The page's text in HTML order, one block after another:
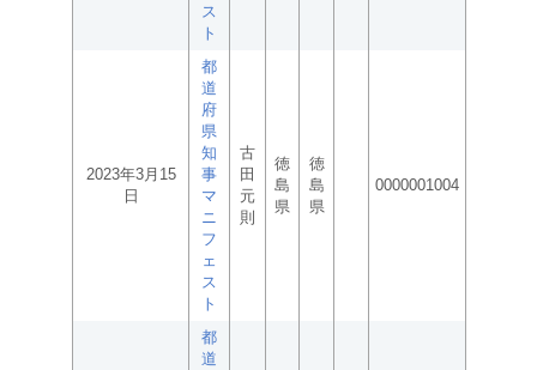
ス
ト
2023年3月15
日
都
道
府
県
知
事
マ
ニ
フ
ェ
ス
ト
古
田
元
則
徳
島
県
徳
島
県
0000001004
都
道